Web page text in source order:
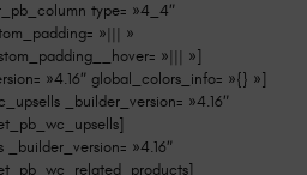
type= »4_4″
»||| »
»||| »]
»4.16″ global_colors_info= »{} »]
_builder_version= »4.16″
»4.16″